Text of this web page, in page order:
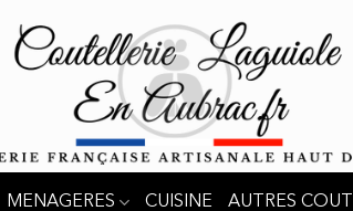
MENAGERES CUISINE AUTRES